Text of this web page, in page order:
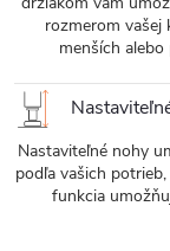
rozmerom vašej
menších
Nastaviteľné nohy
podľa vašich
funkcia